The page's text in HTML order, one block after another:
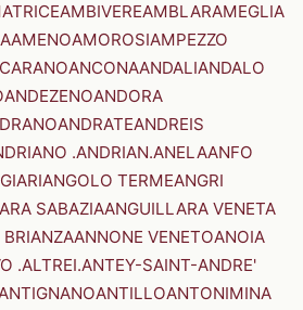
AMBIVEREAMBLARAMEGLIA
AMENOAMOROSIAMPEZZO
ANCONAANDALIANDALO
ANDEZENOANDORA
ANDRATEANDREIS
.ANDRIAN.ANELAANFO
ANGOLO TERMEANGRI
SABAZIAANGUILLARA VENETA
ANNONE VENETOANOIA
.ALTREI.ANTEY-SAINT-ANDRE'
ANTILLOANTONIMINA